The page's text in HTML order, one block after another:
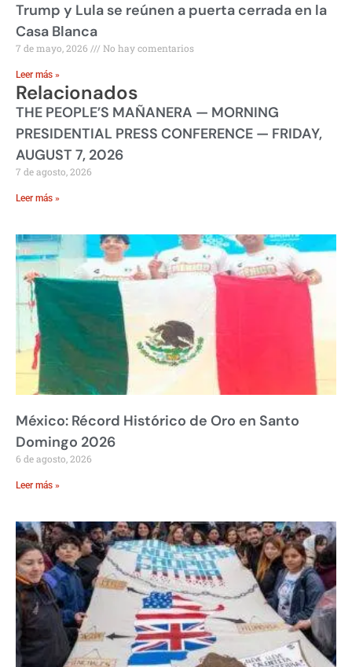
Trump y Lula se reúnen a puerta cerrada en la
Casa Blanca
7 de mayo, 2026 No hay comentarios
Leer más »
Relacionados
THE PEOPLE’S MAÑANERA — MORNING
PRESIDENTIAL PRESS CONFERENCE — FRIDAY,
AUGUST 7, 2026
7 de agosto, 2026
Leer más »
México: Récord Histórico de Oro en Santo
Domingo 2026
6 de agosto, 2026
Leer más »